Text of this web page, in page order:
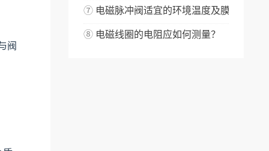
阀
⑦ 电磁脉冲阀适宜的环境温度及膜片能承
⑧ 电磁线圈的电阻应如何测量？